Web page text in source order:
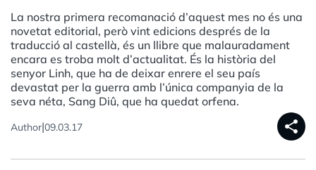
La nostra primera recomanació d’aquest mes no és una
novetat editorial, però vint edicions després de la
traducció al castellà, és un llibre que malauradament
encara es troba molt d’actualitat. És la història del
senyor Linh, que ha de deixar enrere el seu país
devastat per la guerra amb l’única companyia de la
seva néta, Sang Diû, que ha quedat orfena.
Author|09.03.17 share